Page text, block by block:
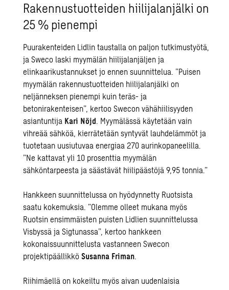
Rakennustuotteiden hiilijalanjälki on
25 % pienempi
Puurakenteiden Lidlin taustalla on paljon tutkimustyötä,
ja Sweco laski myymälän hiilijalanjäljen ja
elinkaarikustannukset jo ennen suunnittelua. ”Puisen
myymälän rakennustuotteiden hiilijalanjälki on
neljänneksen pienempi kuin teräs- ja
betonirakenteisen”, kertoo Swecon vähähiilisyyden
asiantuntija Kari Nöjd. Myymälässä käytetään vain
vihreää sähköä, kierrätetään syntyvät lauhdelämmöt ja
tuotetaan uusiutuvaa energiaa 270 aurinkopaneelilla.
”Ne kattavat yli 10 prosenttia myymälän
sähköntarpeesta ja säästävät hiilipäästöjä 9,95 tonnia.”
Hankkeen suunnittelussa on hyödynnetty Ruotsista
saatu kokemuksia. ”Olemme olleet mukana myös
Ruotsin ensimmäisten puisten Lidlien suunnittelussa
Visbyssä ja Sigtunassa”, kertoo hankkeen
kokonaissuunnittelusta vastanneen Swecon
projektipäällikköSusanna Friman.
Riihimäellä on kokeiltu myös aivan uudenlaisia